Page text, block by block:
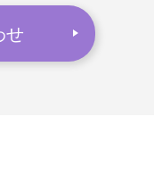
せ